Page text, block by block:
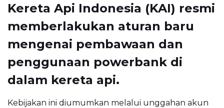
Kereta Api Indonesia (KAI) resmi
memberlakukan aturan baru
mengenai pembawaan dan
penggunaan powerbank di
dalam kereta api.
Kebijakan ini diumumkan melalui unggahan akun